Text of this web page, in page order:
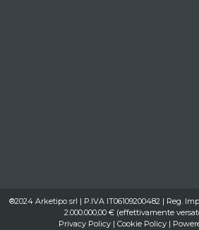
®2024 Arketipo srl | P.IVA IT06109200482 | Reg.
2.000.000,00 € (effettivamente
Privacy Policy| Cookie Policy|